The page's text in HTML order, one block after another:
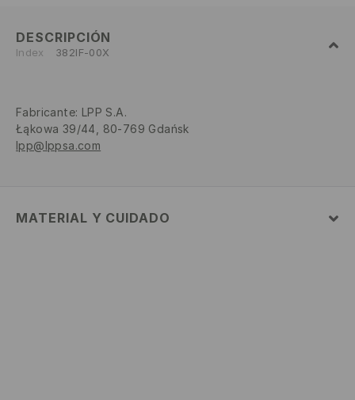
DESCRIPCIÓN
Index 382IF-00X
Fabricante: LPP S.A.
Łąkowa 39/44, 80-769 Gdańsk
lpp@lppsa.com
MATERIAL Y CUIDADO